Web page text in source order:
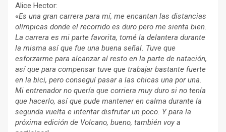
Alice Hector:
«Es una gran carrera para mí, me encantan las distancias
olímpicas donde el recorrido es duro pero me sienta bien.
La carrera es mi parte favorita, tomé la delantera durante
la misma así que fue una buena señal. Tuve que
esforzarme para alcanzar al resto en la parte de natación,
así que para compensar tuve que trabajar bastante fuerte
en la bici, pero conseguí pasar a las chicas una por una.
Mi entrenador no quería que corriera muy duro si no tenía
que hacerlo, así que pude mantener en calma durante la
segunda vuelta e intentar disfrutar un poco. Y para la
próxima edición de Volcano, bueno, también voy a